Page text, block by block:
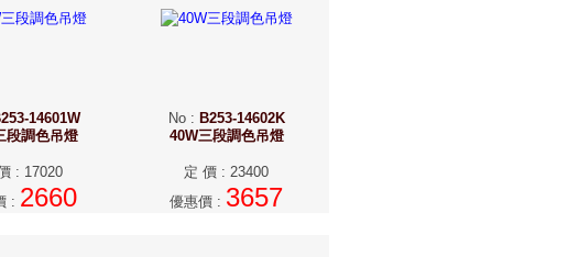
14601W
段調色吊燈
: 17020
: 2660
No: B253-14602K
40W三段調色吊燈
定 價 : 23400
優惠價 : 3657